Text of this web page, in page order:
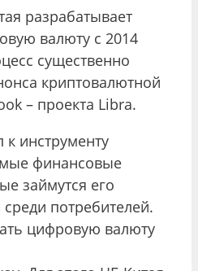
разрабатывает
валюту с 2014
существенно
криптовалютной
– проекта Libra.
к инструменту
финансовые
займутся его
потребителей.
цифровую валюту